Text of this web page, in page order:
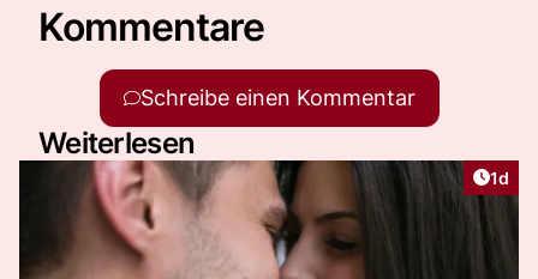
Kommentare
Schreibe einen Kommentar
Weiterlesen
1d